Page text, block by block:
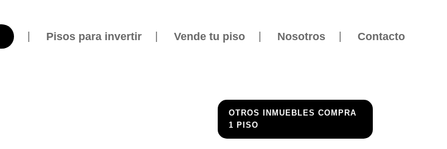
Pisos para invertir Vende tu piso Nosotros Contacto
OTROS INMUEBLES COMPRA
1 PISO